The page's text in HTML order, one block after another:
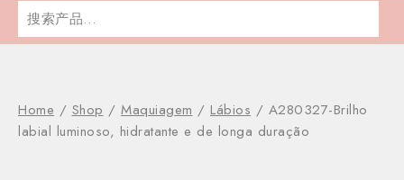
搜
索：
Home / Shop / Maquiagem / Lábios / A280327-Brilho
labial luminoso, hidratante e de longa duração